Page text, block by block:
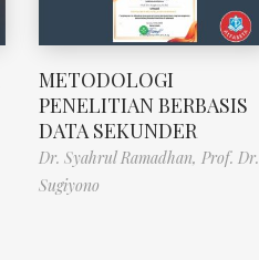
METODOLOGI
PENELITIAN BERBASIS
DATA SEKUNDER
Dr. Syahrul Ramadhan, Prof. Dr.
Sugiyono